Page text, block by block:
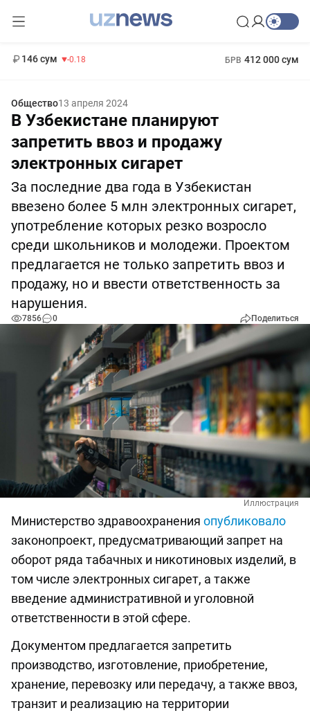
146 сум -0.18 БРВ 412 000 сум
Общество13 апреля 2024
В Узбекистане планируют
запретить ввоз и продажу
электронных сигарет
За последние два года в Узбекистан
ввезено более 5 млн электронных сигарет,
употребление которых резко возросло
среди школьников и молодежи. Проектом
предлагается не только запретить ввоз и
продажу, но и ввести ответственность за
нарушения.
7856 0 Поделиться
Иллюстрация
Министерство здравоохранения опубликовало
законопроект, предусматривающий запрет на
оборот ряда табачных и никотиновых изделий, в
том числе электронных сигарет, а также
введение административной и уголовной
ответственности в этой сфере.
Документом предлагается запретить
производство, изготовление, приобретение,
хранение, перевозку или передачу, а также ввоз,
транзит и реализацию на территории